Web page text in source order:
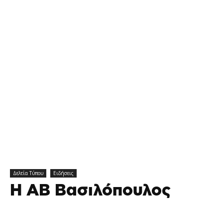
Δελτία Τύπου Ειδήσεις
H ΑΒ Βασιλόπουλος